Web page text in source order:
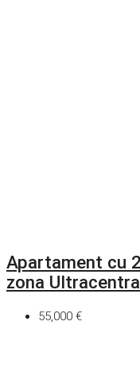
Apartament cu
zona
55,000 €